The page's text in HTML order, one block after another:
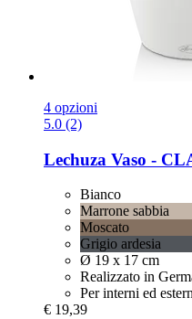
4 opzioni
5.0 (2)
Lechuza Vaso -​
Bianco
Marrone sabbia
Moscato
Grigio ardesia
Ø 19 x 17 cm
Realizzato in
Per interni ed
€ 19,39